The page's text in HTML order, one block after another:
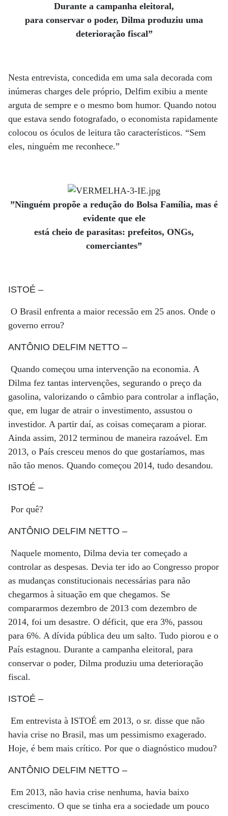
Durante a campanha eleitoral,
para conservar o poder, Dilma produziu uma
deterioração fiscal”
Nesta entrevista, concedida em uma sala decorada com
inúmeras charges dele próprio, Delfim exibiu a mente
arguta de sempre e o mesmo bom humor. Quando notou
que estava sendo fotografado, o economista rapidamente
colocou os óculos de leitura tão característicos. “Sem
eles, ninguém me reconhece.”
”Ninguém propõe a redução do Bolsa Família, mas é
evidente que ele
está cheio de parasitas: prefeitos, ONGs,
comerciantes”
ISTOÉ –
O Brasil enfrenta a maior recessão em 25 anos. Onde o
governo errou?
ANTÔNIO DELFIM NETTO –
Quando começou uma intervenção na economia. A
Dilma fez tantas intervenções, segurando o preço da
gasolina, valorizando o câmbio para controlar a inflação,
que, em lugar de atrair o investimento, assustou o
investidor. A partir daí, as coisas começaram a piorar.
Ainda assim, 2012 terminou de maneira razoável. Em
2013, o País cresceu menos do que gostaríamos, mas
não tão menos. Quando começou 2014, tudo desandou.
ISTOÉ –
Por quê?
ANTÔNIO DELFIM NETTO –
Naquele momento, Dilma devia ter começado a
controlar as despesas. Devia ter ido ao Congresso propor
as mudanças constitucionais necessárias para não
chegarmos à situação em que chegamos. Se
compararmos dezembro de 2013 com dezembro de
2014, foi um desastre. O déficit, que era 3%, passou
para 6%. A dívida pública deu um salto. Tudo piorou e o
País estagnou. Durante a campanha eleitoral, para
conservar o poder, Dilma produziu uma deterioração
fiscal.
ISTOÉ –
Em entrevista à ISTOÉ em 2013, o sr. disse que não
havia crise no Brasil, mas um pessimismo exagerado.
Hoje, é bem mais crítico. Por que o diagnóstico mudou?
ANTÔNIO DELFIM NETTO –
Em 2013, não havia crise nenhuma, havia baixo
crescimento. O que se tinha era a sociedade um pouco